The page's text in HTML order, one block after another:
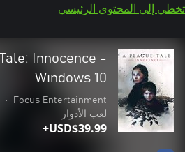
تخطي إلى المحتوى الرئيسي
Innocence -
Windows 10
Focus Entertainment
•
لعب الأدوار
USD$39.99+